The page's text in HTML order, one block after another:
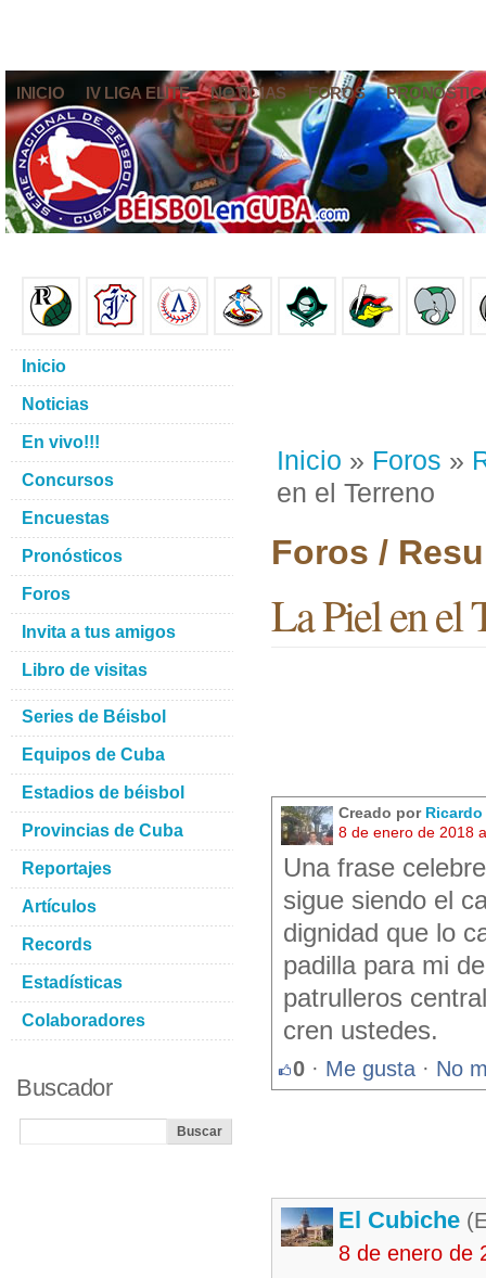
INICIO IV LIGA ELITE NOTICIAS FOROS
Inicio » Foros »
en el Terreno
Foros /
La Piel en el
Creado por
8 de enero de 2018
Una frase
sigue siendo el
dignidad que lo
padilla para mi
patrulleros
cren ustedes.
0 · Me gusta · No
El Cubiche
8 de enero de
Inicio
Noticias
En vivo!!!
Concursos
Encuestas
Pronósticos
Foros
Invita a tus amigos
Libro de visitas
Series de Béisbol
Equipos de Cuba
Estadios de béisbol
Provincias de Cuba
Reportajes
Artículos
Records
Estadísticas
Colaboradores
Buscador